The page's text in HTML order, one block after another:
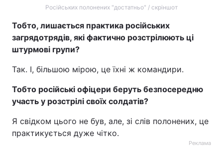
Російських полонених "достатньо" / скріншот
Тобто, лишається практика російських
загрядотрядів, які фактично розстрілюють ці
штурмові групи?
Так. І, більшою мірою, це їхні ж командири.
Тобто російські офіцери беруть безпосередню
участь у розстрілі своїх солдатів?
Я свідком цього не був, але, зі слів полонених, це
практикується дуже чітко.
Реклама